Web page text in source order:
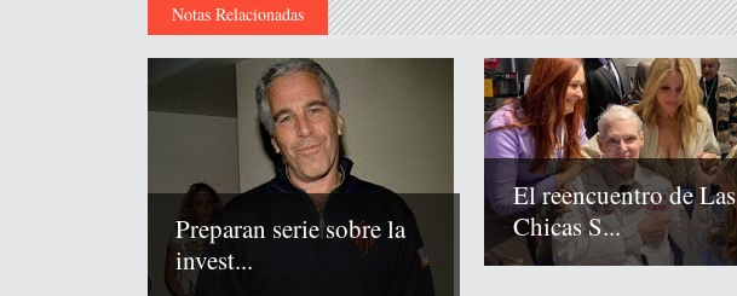
Notas Relacionadas
Preparan serie sobre la
invest...
El reencuentro de Las
Chicas S...